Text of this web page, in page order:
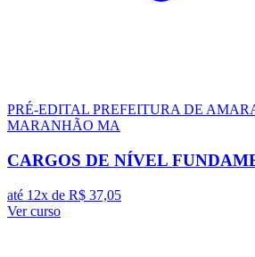
PRÉ-EDITAL PREFEITURA DE
MARANHÃO MA
CARGOS DE NÍVEL
até 12x de R$ 37,05
Ver curso